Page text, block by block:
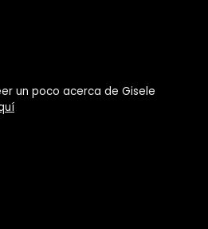
un poco acerca de Gisele